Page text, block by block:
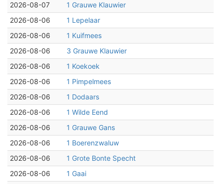
2026-08-07
1 Grauwe Klauwier
2026-08-06
1 Lepelaar
2026-08-06
1 Kuifmees
2026-08-06
3 Grauwe Klauwier
2026-08-06
1 Koekoek
2026-08-06
1 Pimpelmees
2026-08-06
1 Dodaars
2026-08-06
1 Wilde Eend
2026-08-06
1 Grauwe Gans
2026-08-06
1 Boerenzwaluw
2026-08-06
1 Grote Bonte Specht
2026-08-06
1 Gaai